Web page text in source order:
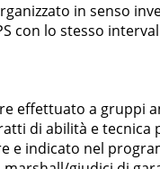
in senso
con lo stesso
effettuato a gruppi
di abilità e
e indicato nel